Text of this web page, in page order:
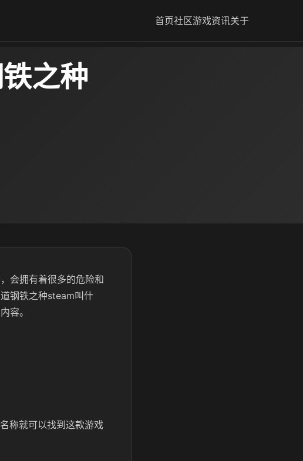
首页社区游戏资讯关于
之种
会拥有着很多的危险和
钢铁之种steam叫什
容。
称就可以找到这款游戏